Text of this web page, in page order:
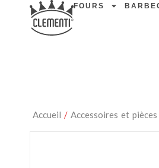
FOURS
Accueil / Accessoires et